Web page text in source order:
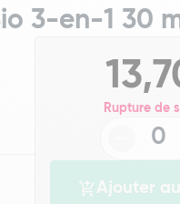
3-en-1 30
Rupture de
Ajouter